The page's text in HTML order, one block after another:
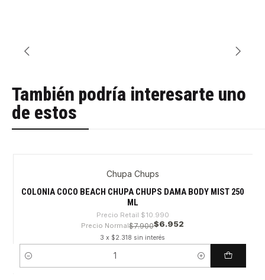
También podría interesarte uno
de estos
Chupa Chups
COLONIA COCO BEACH CHUPA CHUPS DAMA BODY MIST 250
ML
Precio Retail $10.990
Precio Normal$7.900$6.952
3 x $2.318 sin interés
Cantidad